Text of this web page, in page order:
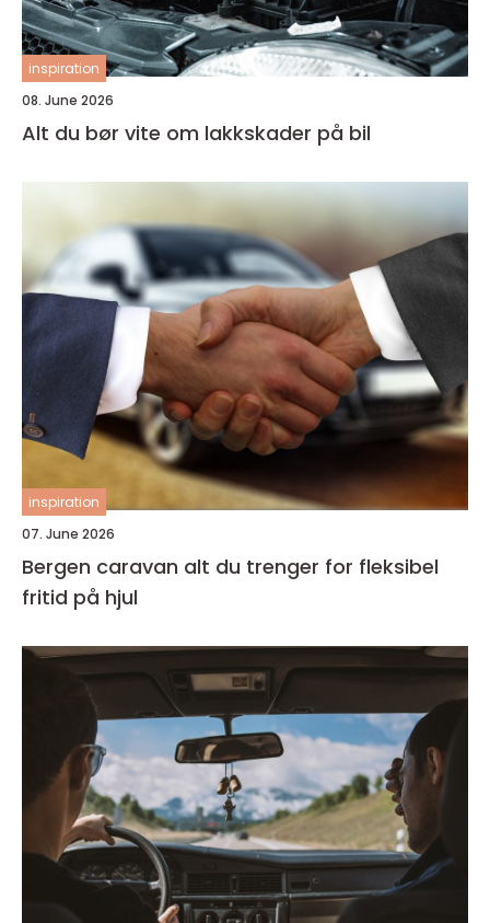
inspiration
08. June 2026
Alt du bør vite om lakkskader på bil
inspiration
07. June 2026
Bergen caravan alt du trenger for fleksibel
fritid på hjul